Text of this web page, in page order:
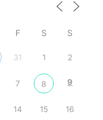
F S S
31 1 2
7 8 9
14 15 16